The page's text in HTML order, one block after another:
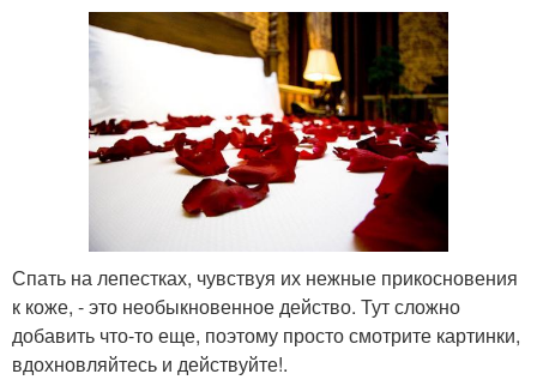
Спать на лепестках, чувствуя их нежные прикосновения
к коже, - это необыкновенное действо. Тут сложно
добавить что-то еще, поэтому просто смотрите картинки,
вдохновляйтесь и действуйте!.